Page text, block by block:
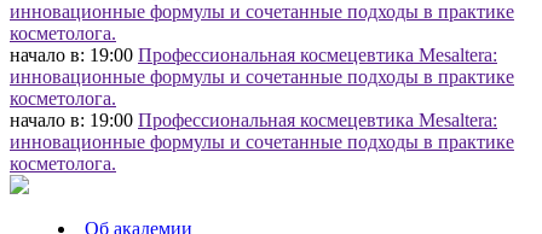
инновационные формулы и сочетанные подходы в практике
косметолога.
начало в: 19:00 Профессиональная космецевтика Mesaltera:
инновационные формулы и сочетанные подходы в практике
косметолога.
начало в: 19:00 Профессиональная космецевтика Mesaltera:
инновационные формулы и сочетанные подходы в практике
косметолога.
Об академии